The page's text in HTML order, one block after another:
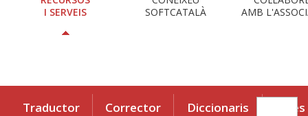
I SERVEIS
SOFTCATALÀ
AMB
Traductor Corrector Diccionaris Eines